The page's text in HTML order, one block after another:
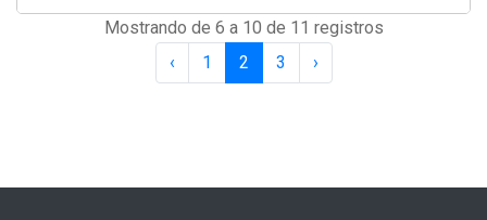
Mostrando de 6 a 10 de 11 registros
‹
1 2 3 ›